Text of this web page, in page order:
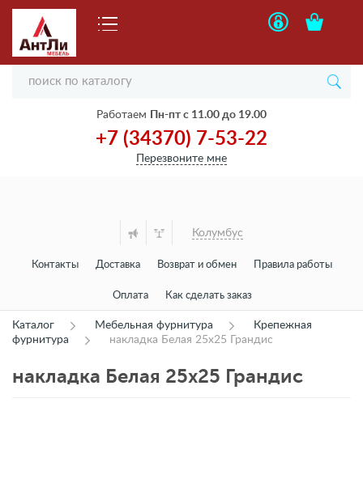
Работаем Пн-пт с 11.00 до 19.00
+7 (34370) 7-53-22
Перезвоните мне
Колумбус
Контакты Доставка Возврат и обмен Правила работы
Оплата Как сделать заказ
Каталог Мебельная фурнитура
Крепежная
фурнитура
накладка Белая 25х25 Грандис
накладка Белая 25х25 Грандис